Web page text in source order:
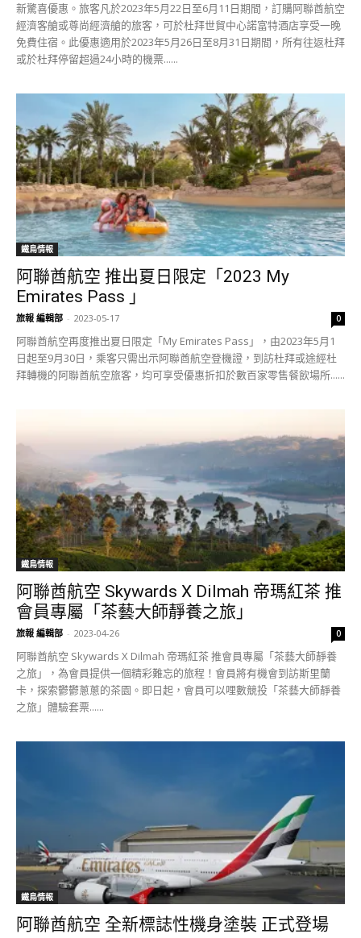
新驚喜優惠。旅客凡於2023年5月22日至6月11日期間，訂購阿聯酋航空
經濟客艙或尊尚經濟艙的旅客，可於杜拜世貿中心諾富特酒店享受一晚
免費住宿。此優惠適用於2023年5月26日至8月31日期間，所有往返杜拜
或於杜拜停留超過24小時的機票......
鐵鳥情報
阿聯酋航空 推出夏日限定「2023 My
Emirates Pass 」
旅報 編輯部 - 2023-05-17 0
阿聯酋航空再度推出夏日限定「My Emirates Pass」，由2023年5月1
日起至9月30日，乘客只需出示阿聯酋航空登機證，到訪杜拜或途經杜
拜轉機的阿聯酋航空旅客，均可享受優惠折扣於數百家零售餐飲場所......
鐵鳥情報
阿聯酋航空 Skywards X Dilmah 帝瑪紅茶 推
會員專屬「茶藝大師靜養之旅」
旅報 編輯部 - 2023-04-26 0
阿聯酋航空 Skywards X Dilmah 帝瑪紅茶 推會員專屬「茶藝大師靜養
之旅」，為會員提供一個精彩難忘的旅程！會員將有機會到訪斯里蘭
卡，探索鬱鬱蔥蔥的茶園。即日起，會員可以哩數競投「茶藝大師靜養
之旅」體驗套票......
鐵鳥情報
阿聯酋航空 全新標誌性機身塗裝 正式登場